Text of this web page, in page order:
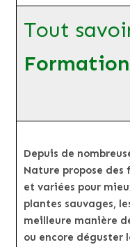
Tout
Depuis de
Nature propose
et variées pour
plantes sauvages,
meilleure manière
ou encore déguster